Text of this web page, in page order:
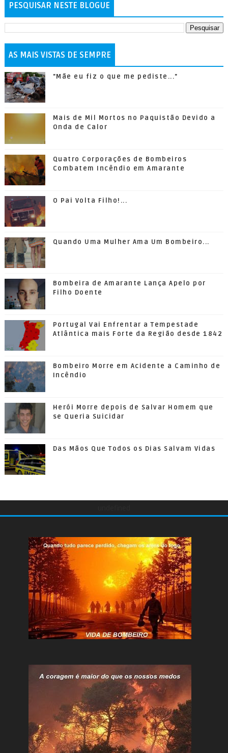
PESQUISAR NESTE BLOGUE
AS MAIS VISTAS DE SEMPRE
"Mãe eu fiz o que me pediste..."
Mais de Mil Mortos no Paquistão Devido a
Onda de Calor
Quatro Corporações de Bombeiros
Combatem Incêndio em Amarante
O Pai Volta Filho!...
Quando Uma Mulher Ama Um Bombeiro...
Bombeira de Amarante Lança Apelo por
Filho Doente
Portugal Vai Enfrentar a Tempestade
Atlântica mais Forte da Região desde 1842
Bombeiro Morre em Acidente a Caminho de
Incêndio
Herói Morre depois de Salvar Homem que
se Queria Suicidar
Das Mãos Que Todos os Dias Salvam Vidas